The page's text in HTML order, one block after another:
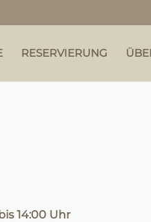
RESERVIERUNG
14:00 Uhr